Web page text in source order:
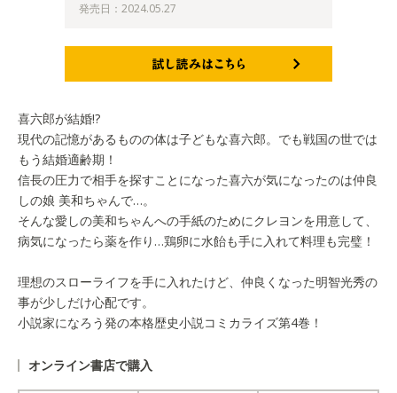
発売日：2024.05.27
喜六郎が結婚!?
現代の記憶があるものの体は子どもな喜六郎。でも戦国の世では
もう結婚適齢期！
信長の圧力で相手を探すことになった喜六が気になったのは仲良
しの娘 美和ちゃんで…。
そんな愛しの美和ちゃんへの手紙のためにクレヨンを用意して、
病気になったら薬を作り…鶏卵に水飴も手に入れて料理も完璧！
理想のスローライフを手に入れたけど、仲良くなった明智光秀の
事が少しだけ心配です。
小説家になろう発の本格歴史小説コミカライズ第4巻！
オンライン書店で購入